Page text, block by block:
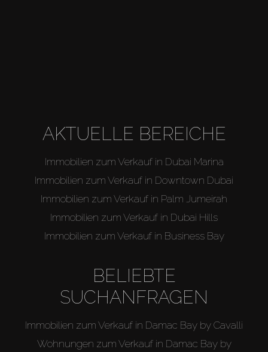
AKTUELLE BEREICHE
Immobilien zum Verkauf in Dubai Marina
Immobilien zum Verkauf in Downtown Dubai
Immobilien zum Verkauf in Palm Jumeirah
Immobilien zum Verkauf in Dubai Hills
Immobilien zum Verkauf in Business Bay
BELIEBTE
SUCHANFRAGEN
Immobilien zum Verkauf in Damac Bay by Cavalli
Wohnungen zum Verkauf in Damac Bay by